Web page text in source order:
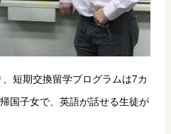
短期交換留学プログラムは7カ
国子女で、英語が話せる生徒が